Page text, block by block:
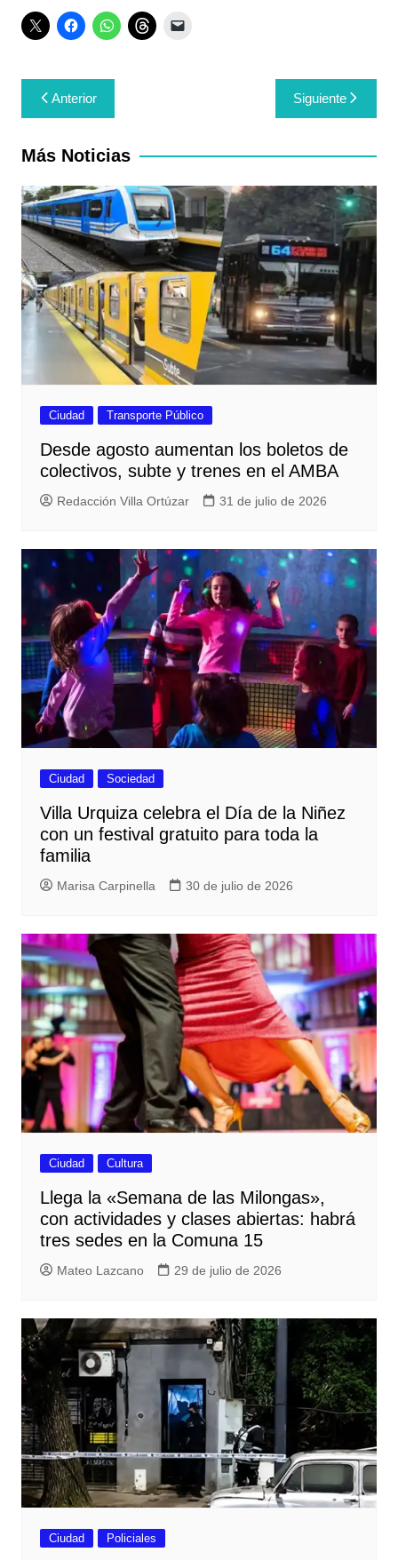
Navegación
de
entradas
Anterior Siguiente
Más Noticias
Ciudad Transporte Público
Desde agosto aumentan los boletos de
colectivos, subte y trenes en el AMBA
Redacción Villa Ortúzar 31 de julio de 2026
Ciudad Sociedad
Villa Urquiza celebra el Día de la Niñez
con un festival gratuito para toda la
familia
Marisa Carpinella 30 de julio de 2026
Ciudad Cultura
Llega la «Semana de las Milongas»,
con actividades y clases abiertas: habrá
tres sedes en la Comuna 15
Mateo Lazcano 29 de julio de 2026
Ciudad Policiales